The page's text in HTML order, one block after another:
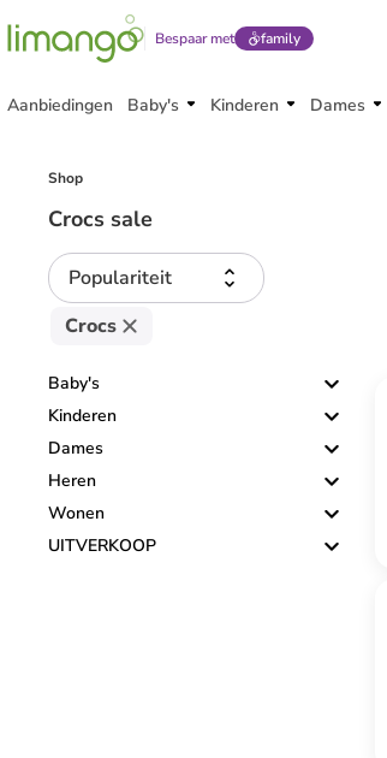
Bespaar met family
Aanbiedingen Baby's Kinderen Dames
Shop
Crocs sale
Populariteit
Crocs
Baby's
Kinderen
Dames
Heren
Wonen
UITVERKOOP